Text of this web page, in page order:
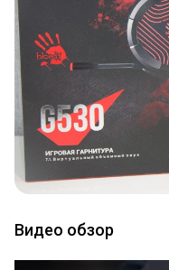
Видео обзор